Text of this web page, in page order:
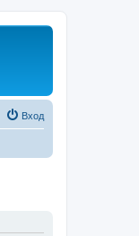
Вход